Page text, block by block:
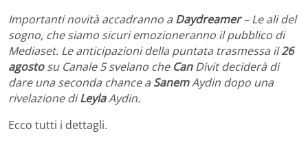
Importanti novità accadranno a Daydreamer– Le ali del
sogno, che siamo sicuri emozioneranno il pubblico di
Mediaset. Le anticipazioni della puntata trasmessa il26
agostosu Canale 5 svelano che CanDivit deciderà di
dare una seconda chance a SanemAydin dopo una
rivelazione diLeylaAydin.
Ecco tutti i dettagli.